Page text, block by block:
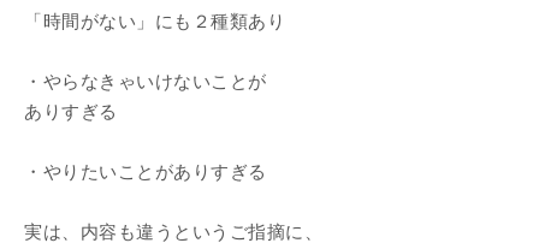
「時間がない」にも２種類あり
・やらなきゃいけないことが
ありすぎる
・やりたいことがありすぎる
実は、内容も違うというご指摘に、